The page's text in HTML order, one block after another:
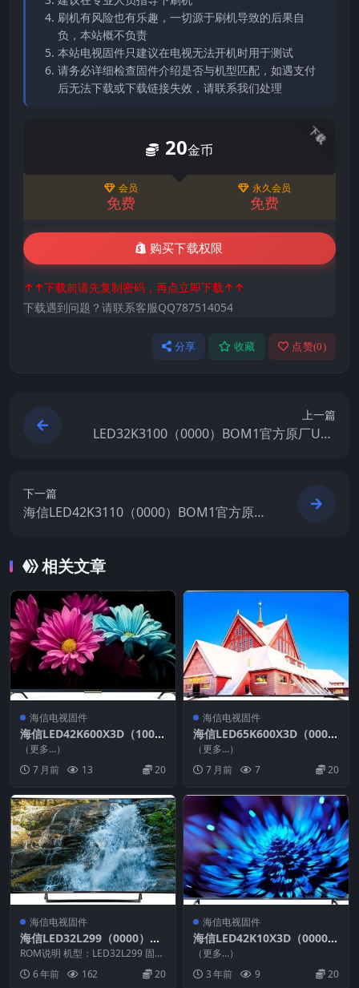
刷机有风险也有乐趣，一切源于刷机导致的后果自
负，本站概不负责
本站电视固件只建议在电视无法开机时用于测试
请务必详细检查固件介绍是否与机型匹配，如遇支付
后无法下载或下载链接失效，请联系我们处理
下载
20金币
会员
免费
永久会员
免费
购买下载权限
↑↑下载前请先复制密码，再点立即下载↑↑
下载遇到问题？请联系客服QQ787514054
分享 收藏 点赞(0)
上一篇
LED32K3100（0000）BOM1官方原厂USB
下一篇
海信LED42K3110（0000）BOM1官方原厂
相关文章
海信电视固件
海信LED42K600X3D（100
1）BOM2_C003_20131108_
U盘刷机固件
（更多…）
7 月前
13 20
海信电视固件
海信LED65K600X3D（000
0）BOM1_C004_20140421_
U盘刷机固件
（更多…）
7 月前
7 20
海信电视固件
海信LED32L299（0000）BO
M1_C005_20140414官方原
厂USB刷机电视固件包
ROM说明 机型：LED32L299 固件
版本：（0000） BOM：1 海信L...
6 年前 162 20
海信电视固件
海信LED42K10X3D（0000）
BOM1_C003_20120113U盘
刷机固件
（更多…）
3 年前
9 20